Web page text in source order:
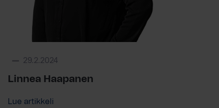
29.2.2024
Linnea Haapanen
Lue artikkeli